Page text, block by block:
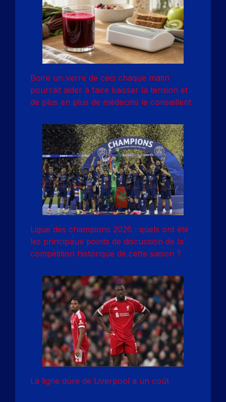
Boire un verre de ceci chaque matin
pourrait aider à faire baisser la tension et
de plus en plus de médecins le conseillent
Ligue des champions 2026 : quels ont été
les principaux points de discussion de la
compétition historique de cette saison ?
La ligne dure de Liverpool a un coût